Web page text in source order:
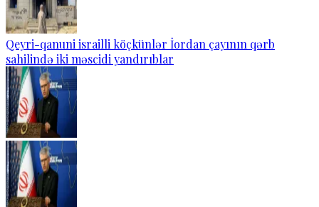
Qeyri-qanuni israilli köçkünlər İordan çayının qərb
sahilində iki məscidi yandırıblar